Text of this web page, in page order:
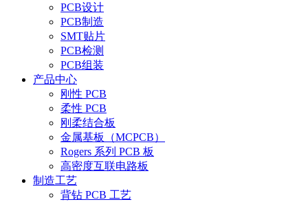
PCB设计
PCB制造
SMT贴片
PCB检测
PCB组装
产品中心
刚性 PCB
柔性 PCB
刚柔结合板
金属基板（MCPCB）
Rogers 系列 PCB 板
高密度互联电路板
制造工艺
背钻 PCB 工艺